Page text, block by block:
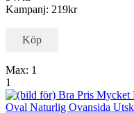
Kampanj: 219kr
Köp
Max: 1
1